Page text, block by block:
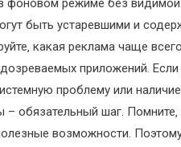
фоновом режиме без
быть устаревшими и
какая реклама чаще
приложений.
проблему или
– обязательный шаг.
возможности.